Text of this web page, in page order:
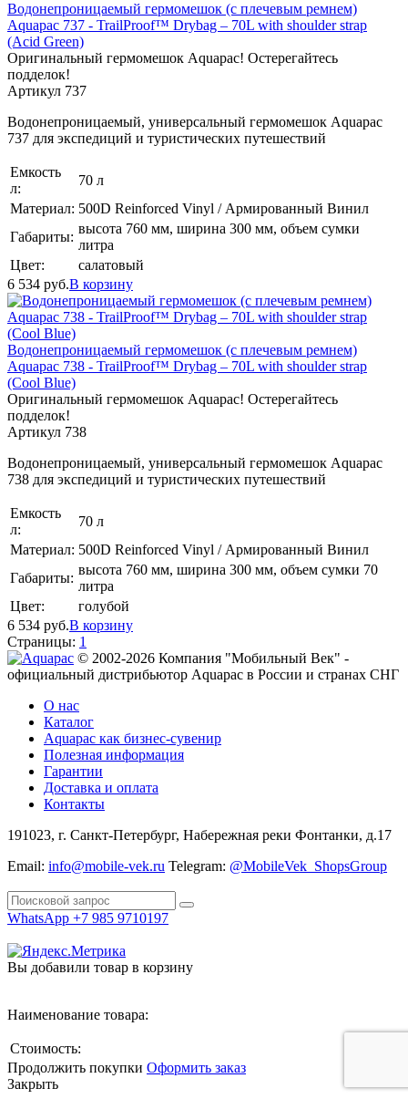
Водонепроницаемый гермомешок (с плечевым ремнем)
Aquapac 737 - TrailProof™ Drybag – 70L with shoulder strap
(Acid Green)
Оригинальный гермомешок Aquapac! Остерегайтесь
подделок!
Артикул 737
Водонепроницаемый, универсальный гермомешок Aquapac
737 для экспедиций и туристических путешествий
Емкость
л:
70 л
Материал: 500D Reinforced Vinyl / Армированный Винил
Габариты:
высота 760 мм, ширина 300 мм, объем сумки
литра
Цвет:
салатовый
6 534 руб.В корзину
Водонепроницаемый гермомешок (с плечевым ремнем)
Aquapac 738 - TrailProof™ Drybag – 70L with shoulder strap
(Cool Blue)
Оригинальный гермомешок Aquapac! Остерегайтесь
подделок!
Артикул 738
Водонепроницаемый, универсальный гермомешок Aquapac
738 для экспедиций и туристических путешествий
Емкость
л:
70 л
Материал: 500D Reinforced Vinyl / Армированный Винил
Габариты:
высота 760 мм, ширина 300 мм, объем сумки 70
литра
Цвет:
голубой
6 534 руб.В корзину
Страницы: 1
© 2002-2026 Компания "Мобильный Век" -
официальный дистрибьютор Aquapac в России и странах СНГ
О нас
Каталог
Aquapac как бизнес-сувенир
Полезная информация
Гарантии
Доставка и оплата
Контакты
191023, г. Санкт-Петербург, Набережная реки Фонтанки, д.17
Email: info@mobile-vek.ru Telegram: @MobileVek_ShopsGroup
WhatsApp +7 985 9710197
Вы добавили товар в корзину
Наименование товара:
Стоимость:
Продолжить покупки Оформить заказ
Закрыть